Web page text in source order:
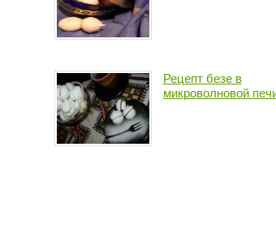
Рецепт безе в
микроволновой